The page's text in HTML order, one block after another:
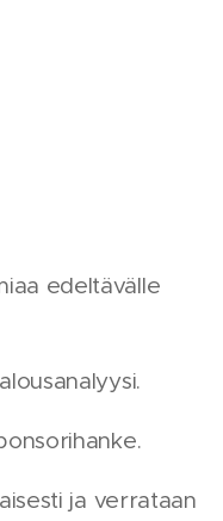
edeltävälle
ja verrataan